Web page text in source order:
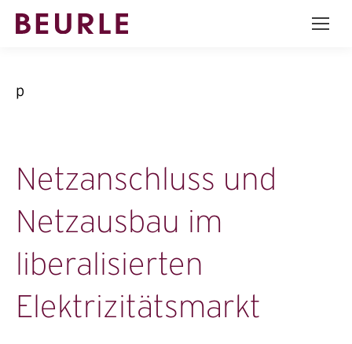
p
Netzanschluss und
Netzausbau im
liberalisierten
Elektrizitätsmarkt